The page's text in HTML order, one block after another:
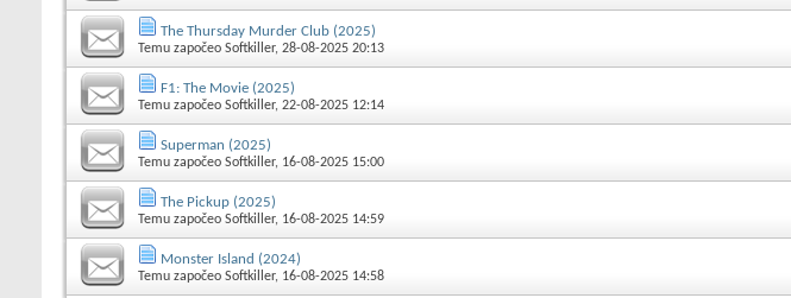
The Thursday Murder Club (2025)
Temu započeo Softkiller, 28-08-2025 20:13
F1: The Movie (2025)
Temu započeo Softkiller, 22-08-2025 12:14
Superman (2025)
Temu započeo Softkiller, 16-08-2025 15:00
The Pickup (2025)
Temu započeo Softkiller, 16-08-2025 14:59
Monster Island (2024)
Temu započeo Softkiller, 16-08-2025 14:58